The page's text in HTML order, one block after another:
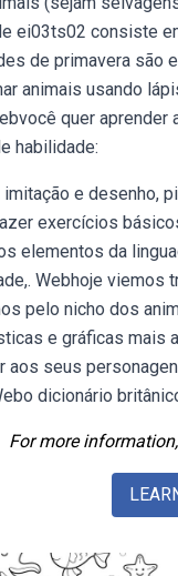
ei03ts02 consiste
de primavera são
animais usando
quer
habilidade:
e desenho,
exercícios
elementos da
Webhoje
pelo nicho dos
e gráficas mais
aos seus
dicionário
For more